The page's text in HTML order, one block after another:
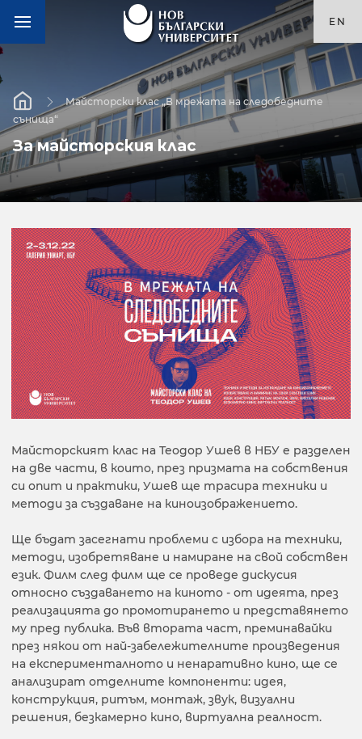
EN
Майсторски клас „В мрежата на следобедните
сънища“
За майсторския клас
Майсторският клас на Теодор Ушев в НБУ е разделен
на две части, в които, през призмата на собствения
си опит и практики, Ушев ще трасира техники и
методи за създаване на киноизображението.
Ще бъдат засегнати проблеми с избора на техники,
методи, изобретяване и намиране на свой собствен
език. Филм след филм ще се проведе дискусия
относно създаването на киното - от идеята, през
реализацията до промотирането и представянето
му пред публика. Във втората част, преминавайки
през някои от най-забележителните произведения
на експерименталното и ненаративно кино, ще се
анализират отделните компоненти: идея,
конструкция, ритъм, монтаж, звук, визуални
решения, безкамерно кино, виртуална реалност.